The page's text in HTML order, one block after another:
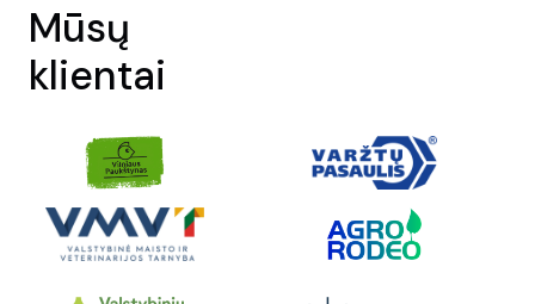
Mūsų
klientai